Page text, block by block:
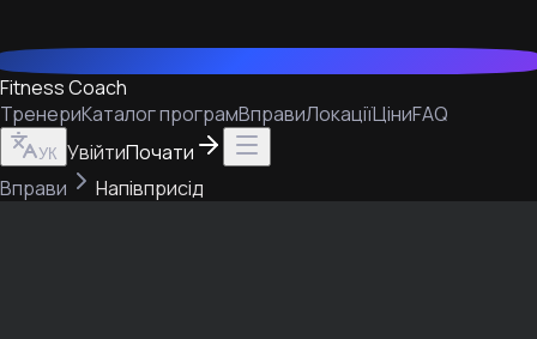
Fitness Coach
ТренериКаталог програмВправиЛокаціїЦіниFAQ
УК УвійтиПочати
Вправи
Напівприсід